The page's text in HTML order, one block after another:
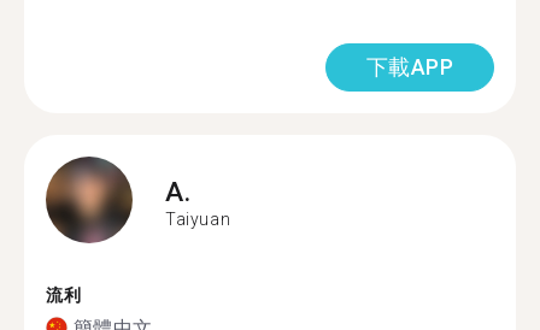
下載APP
A.
Taiyuan
流利